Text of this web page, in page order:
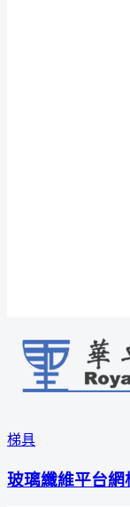
梯具
玻璃纖維平台網